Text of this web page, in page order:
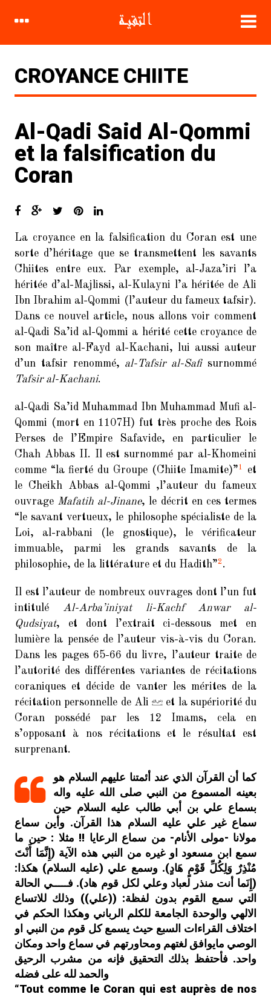
CATÉGORIES
Biographie
Compagnons
Coran
Croyance Chiite
Fatwa
Hadith
Mariage Temporaire
Non classé
Réfutation
Taqiya
Vidéo
ARTICLES RÉCENTS
Al-Qadi Said Al-Qommi et la
falsification du Coran
Les compagnons tentent
d’assassiner le Prophète lors du
retour de l’expédition de Tabûk
(2/2)
20 exemples de versets falsifiés
selon les sources Chiites Imamites
Coran falsifié : al-Majlissi confirme
la croyance hérétique d’al-Kulayni
Le Coran : Un message crypté !
COMMENTAIRES
RÉCENTS
La science du Hadith
chez les Chiites Imamites :
Introduction (1/15)
Othman AlOmari dansLa science
du Hadith chez les Chiites Imamites
: Introduction (1/15)
ibdansLe Coran : Un message
crypté !
muslimdansLa science du Hadith
chez les Chiites Imamites :
Introduction (1/15)
al-taqiya.orgdans Parcourez la
terre et regardez…
CROYANCE CHIITE
Al-Qadi Said Al-Qommi
et la falsification du
Coran
La croyance en la falsification du Coran est une
sorte d’héritage que se transmettent les savants
Chiites entre eux. Par exemple, al-Jaza’iri l’a
héritée d’al-Majlissi, al-Kulayni l’a héritée de Ali
Ibn Ibrahim al-Qommi (l’auteur du fameux tafsir).
Dans ce nouvel article, nous allons voir comment
al-Qadi Sa’id al-Qommi a hérité cette croyance de
son maître al-Fayd al-Kachani, lui aussi auteur
d’un tafsir renommé, al-Tafsir al-Safisurnommé
Tafsir al-Kachani.
al-Qadi Sa’id Muhammad Ibn Muhammad Mufi al-
Qommi (mort en 1107H) fut très proche des Rois
Perses de l’Empire Safavide, en particulier le
Chah Abbas II. Il est surnommé par al-Khomeini
comme “la fierté du Groupe (Chiite Imamite)”1
et
le Cheikh Abbas al-Qommi ,l’auteur du fameux
ouvrage Mafatih al-Jinane, le décrit en ces termes
“le savant vertueux, le philosophe spécialiste de la
Loi, al-rabbani (le gnostique), le vérificateur
immuable, parmi les grands savants de la
philosophie, de la littérature et du Hadith”2 .
Il est l’auteur de nombreux ouvrages dont l’un fut
intitulé Al-Arba’iniyat li-Kachf Anwar al-
Qudsiyat, et dont l’extrait ci-dessous met en
lumière la pensée de l’auteur vis-à-vis du Coran.
Dans les pages 65-66 du livre, l’auteur traite de
l’autorité des différentes variantes de récitations
coraniques et décide de vanter les mérites de la
récitation personnelle de Ali
et la supériorité du
Coran possédé par les 12 Imams, cela en
s’opposant à nos récitations et le résultat est
surprenant.
كما أن القرآن الذي عند أئمتنا عليهم السلام هو
بعينه المسموع من النبي صلى الله عليه واله
بسماع علي بن أبي طالب عليه السلام حين
سماع غير علي عليه السلام هذا القرآن. وأين سماع
مولانا -مولى الأنام- من سماع الرعايا !! مثلا : حين ما
سمع ابن مسعود او غيره من النبي هذه الآية (إِنَّمَا أَنْتَ
مُنْذِرٌ وَلِكُلِّ قَوْمٍ هَادٍ). وسمع علي (عليه السلام) هكذا:
(إِنَما أنت منذر لعباد وعلي لكل قوم هاد). فـــــي الحالة
التي سمع القوم بدون لفظة: ((علي)) وذلك للاتساع
الالهي والوحدة الجامعة للكلم الرباني وهكذا الحكم في
اختلاف القراءات السبع حيث يسمع كل قوم من النبي او
الوصي مايوافق لغتهم ومحاورتهم في سماع واحد ومكان
واحد. فأحتفظ بذلك التحقيق فإنه من مشرب الرحيق
والحمد لله على فضله
“Tout comme le Coran qui est auprès de nos